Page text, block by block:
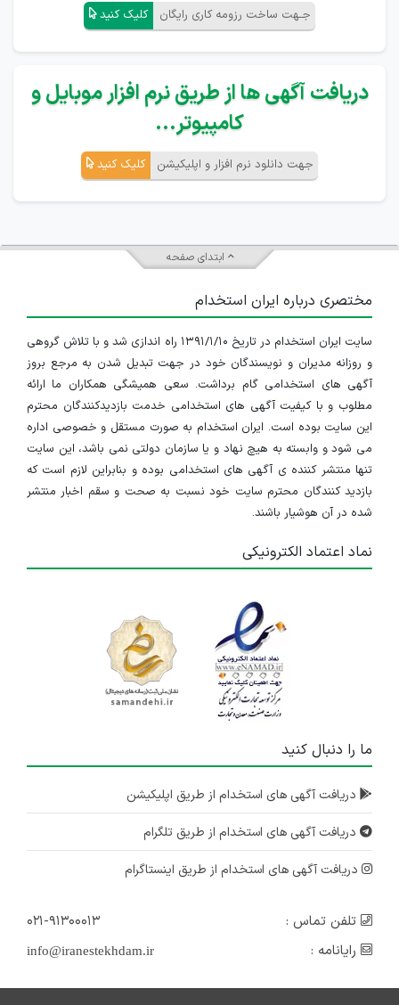
جـهت ساخت رزومه کاری رایگان کلیک کنید
دریافت آگهی ها از طریق نرم افزار موبایل و
کامپیوتر...
جهت دانلود نرم افزار و اپلیکیشن کلیک کنید
ابتدای صفحه
مختصری درباره ایران استخدام
سایت ایران استخدام در تاریخ ۱۳۹۱/۱/۱۰ راه اندازی شد و با تلاش گروهی
و روزانه مدیران و نویسندگان خود در جهت تبدیل شدن به مرجع بروز
آگهی های استخدامی گام برداشت. سعی همیشگی همکاران ما ارائه
مطلوب و با کیفیت آگهی های استخدامی خدمت بازدیدکنندگان محترم
این سایت بوده است. ایران استخدام به صورت مستقل و خصوصی اداره
می شود و وابسته به هیچ نهاد و یا سازمان دولتی نمی باشد، این سایت
تنها منتشر کننده ی آگهی های استخدامی بوده و بنابراین لازم است که
بازدید کنندگان محترم سایت خود نسبت به صحت و سقم اخبار منتشر
شده در آن هوشیار باشند.
نماد اعتماد الکترونیکی
ما را دنبال کنید
دریافت آگهی های استخدام از طریق اپلیکیشن
دریافت آگهی های استخدام از طریق تلگرام
دریافت آگهی های استخدام از طریق اینستاگرام
تلفن تماس :
۰۲۱-۹۱۳۰۰۰۱۳
رایانامه :
info@iranestekhdam.ir